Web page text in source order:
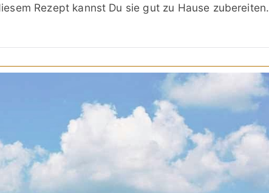
Rezept kannst Du sie gut zu Hause zubereiten.